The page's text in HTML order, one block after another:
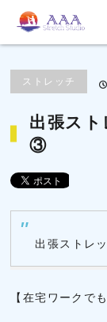
ブログ
ストレッチ
出張ス
③
出張ストレ
【在宅ワークでも